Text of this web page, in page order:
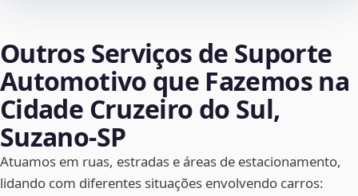
Outros Serviços de Suporte
Automotivo que Fazemos na
Cidade Cruzeiro do Sul,
Suzano‑SP
Atuamos em ruas, estradas e áreas de estacionamento,
lidando com diferentes situações envolvendo carros: